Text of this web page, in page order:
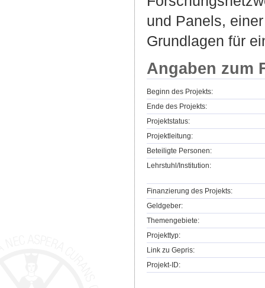
und Panels,
Grundlagen für
Angaben zum
Beginn des Projekts:
Ende des Projekts:
Projektstatus:
Projektleitung:
Beteiligte Personen:
Lehrstuhl/Institution:
Finanzierung des Projekts:
Geldgeber:
Themengebiete:
Projekttyp:
Link zu Gepris:
Projekt-ID: